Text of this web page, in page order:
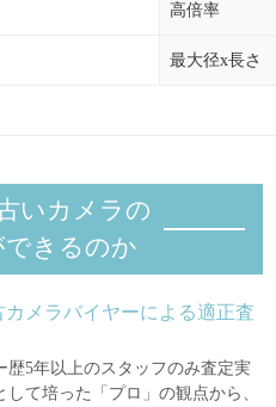
高倍率
最大径x長さ
いカメラの
できるのか
メラバイヤーによる適正査
歴5年以上のスタッフのみ査定実
して培った「プロ」の観点から、